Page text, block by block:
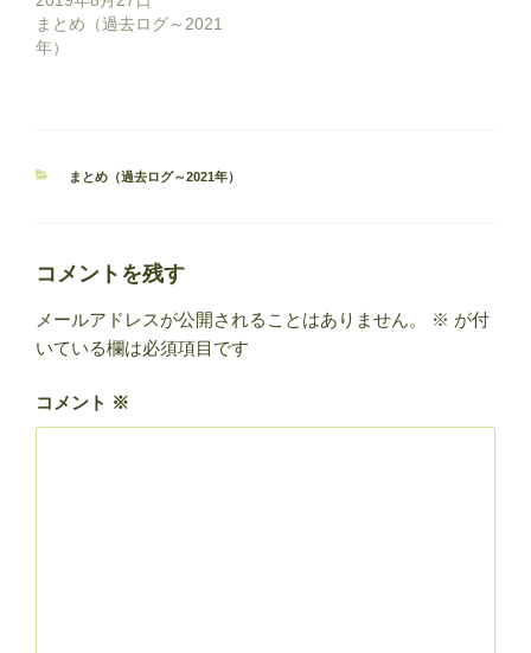
まとめ（過去ログ～2021
年）
カ
まとめ（過去ログ～2021年）
コメントを残す
メールアドレスが公開されることはありません。 ※ が付
いている欄は必須項目です
コメント ※